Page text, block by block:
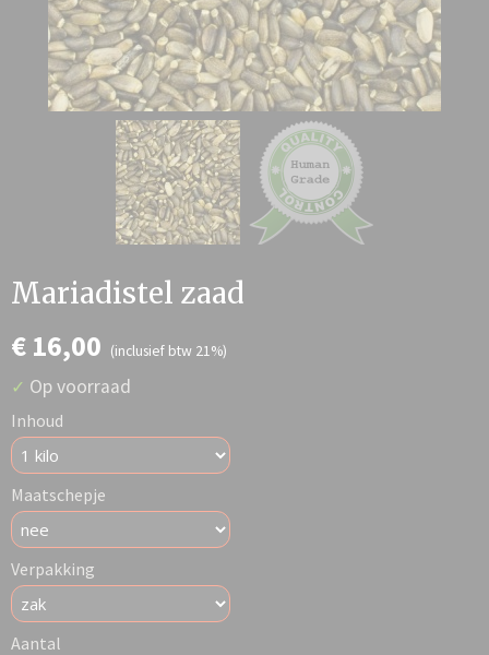
Mariadistel zaad
€ 16,00 (inclusief btw 21%)
✓ Op voorraad
Inhoud
Maatschepje
Verpakking
Aantal